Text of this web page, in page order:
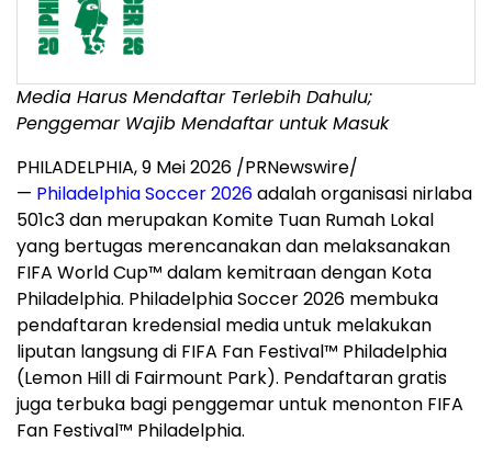
Media Harus Mendaftar Terlebih Dahulu;
Penggemar Wajib Mendaftar untuk Masuk
PHILADELPHIA,9 Mei 2026 /PRNewswire/
— Philadelphia Soccer 2026adalah organisasi nirlaba
501c3 dan merupakan Komite Tuan Rumah Lokal
yang bertugas merencanakan dan melaksanakan
FIFA World Cup™ dalam kemitraan dengan Kota
Philadelphia. Philadelphia Soccer 2026 membuka
pendaftaran kredensial media untuk melakukan
liputan langsung di FIFA Fan Festival™ Philadelphia
(Lemon Hill di Fairmount Park). Pendaftaran gratis
juga terbuka bagi penggemar untuk menonton FIFA
Fan Festival™ Philadelphia.